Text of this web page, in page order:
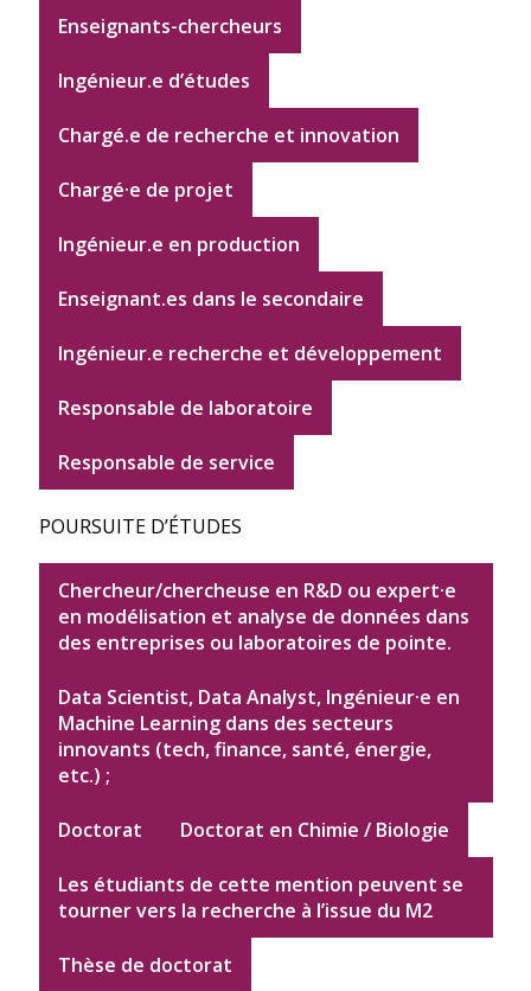
Enseignants-chercheurs
Ingénieur.e d’études
Chargé.e de recherche et innovation
Chargé·e de projet
Ingénieur.e en production
Enseignant.es dans le secondaire
Ingénieur.e recherche et développement
Responsable de laboratoire
Responsable de service
POURSUITE D’ÉTUDES
Chercheur/chercheuse en R&D ou expert·e
en modélisation et analyse de données dans
des entreprises ou laboratoires de pointe.
Data Scientist, Data Analyst, Ingénieur·e en
Machine Learning dans des secteurs
innovants (tech, finance, santé, énergie,
etc.) ;
Doctorat Doctorat en Chimie / Biologie
Les étudiants de cette mention peuvent se
tourner vers la recherche à l’issue du M2
Thèse de doctorat